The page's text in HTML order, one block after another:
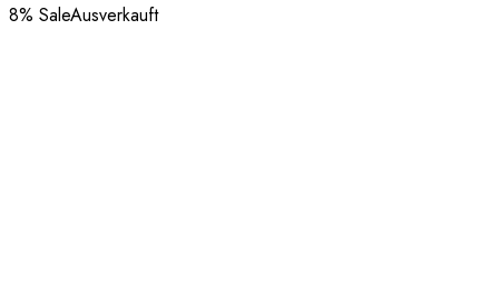
8% SaleAusverkauft